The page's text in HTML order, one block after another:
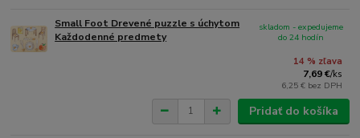
Small Foot Drevené puzzle s úchytom
Každodenné predmety
14 % zľava
7,69 €/ks
6,25 € bez DPH
skladom - expedujeme
do 24 hodín
Pridať do košíka